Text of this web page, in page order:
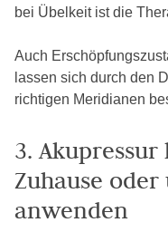
bei Übelkeit ist die
Auch
lassen sich durch den
richtigen Meridianen
3.
Zuhause
anwenden